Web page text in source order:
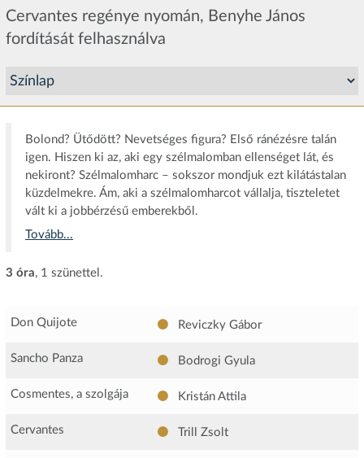
Cervantes regénye nyomán, Benyhe János
fordítását felhasználva
Bolond? Ütődött? Nevetséges figura? Első ránézésre talán
igen. Hiszen ki az, aki egy szélmalomban ellenséget lát, és
nekiront? Szélmalomharc – sokszor mondjuk ezt kilátástalan
küzdelmekre. Ám, aki a szélmalomharcot vállalja, tiszteletet
vált ki a jobbérzésű emberekből.
Tovább...
3 óra, 1 szünettel.
Don Quijote Reviczky Gábor
Sancho Panza Bodrogi Gyula
Cosmentes, a szolgája Kristán Attila
Cervantes Trill Zsolt